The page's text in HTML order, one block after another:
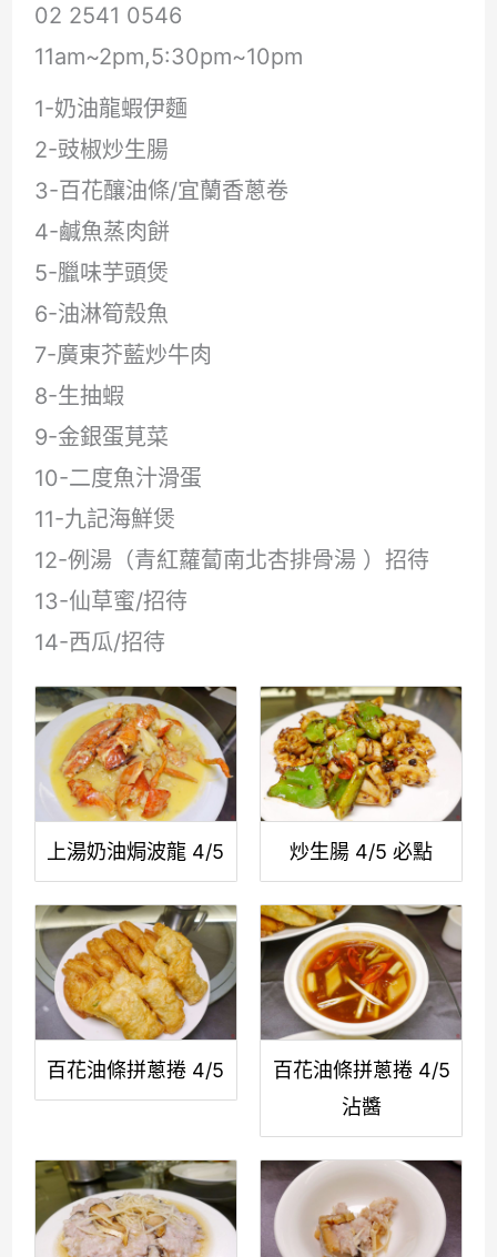
02 2541 0546
11am~2pm,5:30pm~10pm
1-奶油龍蝦伊麵
2-豉椒炒生腸
3-百花釀油條/宜蘭香蔥卷
4-鹹魚蒸肉餅
5-臘味芋頭煲
6-油淋筍殼魚
7-廣東芥藍炒牛肉
8-生抽蝦
9-金銀蛋莧菜
10-二度魚汁滑蛋
11-九記海鮮煲
12-例湯（青紅蘿蔔南北杏排骨湯 ）招待
13-仙草蜜/招待
14-西瓜/招待
上湯奶油焗波龍 4/5 炒生腸 4/5 必點
百花油條拼蔥捲 4/5
百花油條拼蔥捲 4/5
沾醬